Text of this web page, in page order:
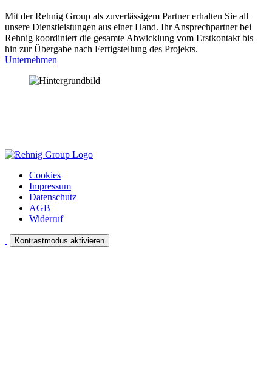
Mit der Rehnig Group als zuverlässigem Partner erhalten Sie all
unsere Dienstleistungen aus einer Hand. Ihr Ansprechpartner bei
Rehnig koordiniert die gesamte Abwicklung vom Erstkontakt bis
hin zur Übergabe nach Fertigstellung des Projekts.
Unternehmen
Cookies
Impressum
Datenschutz
AGB
Widerruf
Kontrastmodus aktivieren